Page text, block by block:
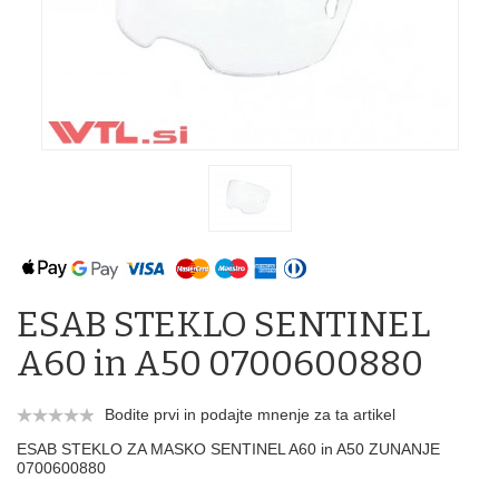
ESAB STEKLO SENTINEL
A60 in A50 0700600880
Bodite prvi in podajte mnenje za ta artikel
ESAB STEKLO ZA MASKO SENTINEL A60 in A50 ZUNANJE
0700600880